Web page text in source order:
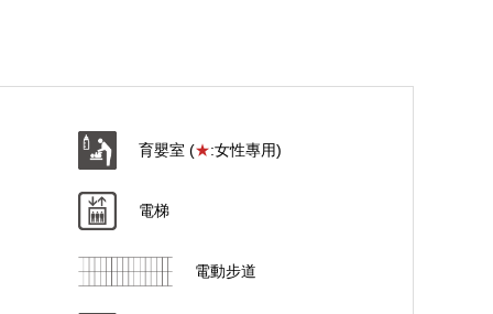
育嬰室 (★:女性專用)
電梯
電動步道